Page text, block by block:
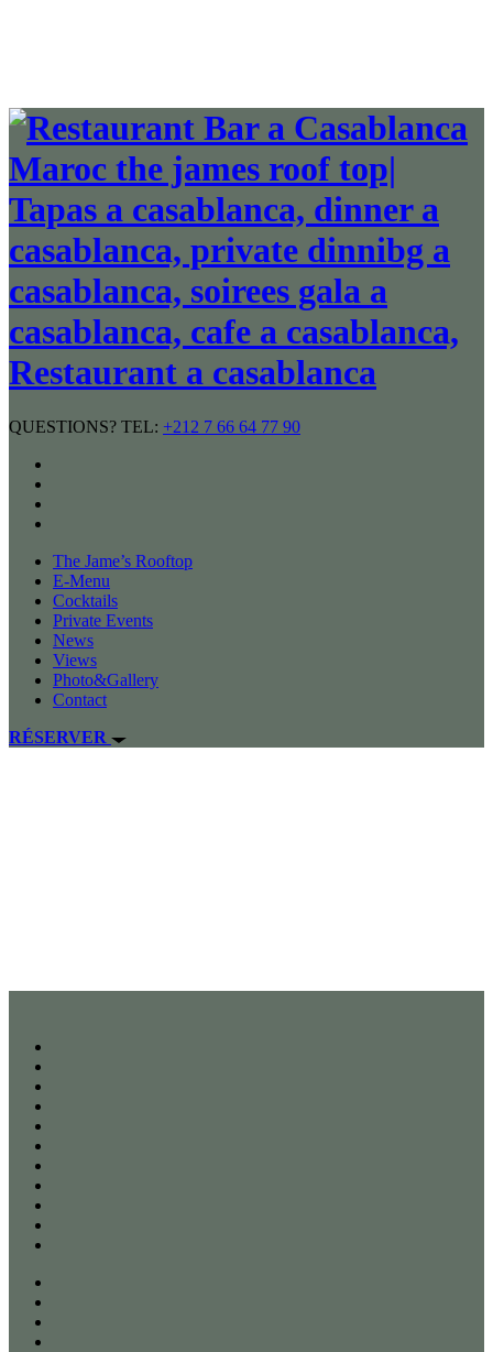
QUESTIONS? TEL: +212 7 66 64 77 90
The Jame’s Rooftop
E-Menu
Cocktails
Private Events
News
Views
Photo&Gallery
Contact
RÉSERVER